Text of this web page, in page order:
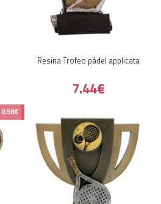
Resina Trofeo pádel applicata
7.44€
0.58€